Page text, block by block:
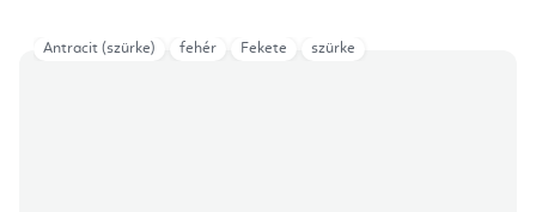
Antracit (szürke) fehér Fekete szürke